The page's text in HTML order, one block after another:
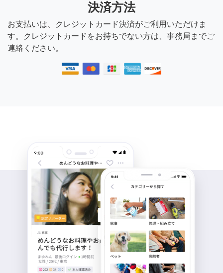
決済方法
お支払いは、クレジットカード決済がご利用いただけま
す。クレジットカードをお持ちでない方は、事務局までご
連絡ください。